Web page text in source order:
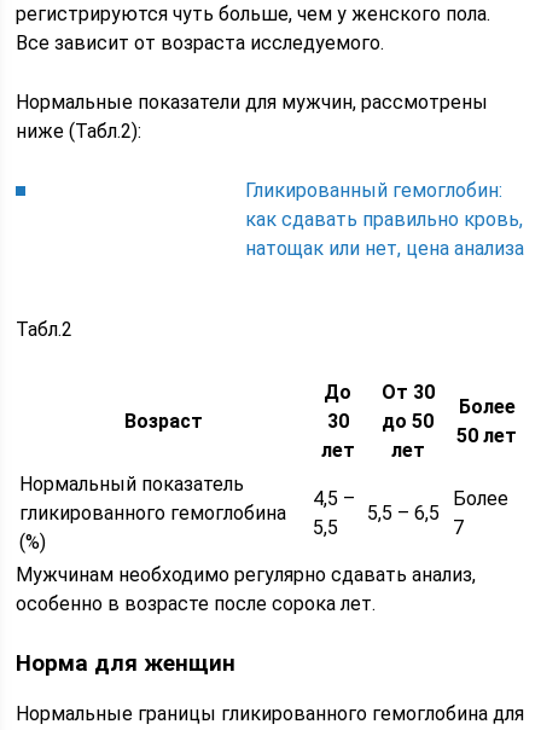
регистрируются чуть больше, чем у женского пола.
Все зависит от возраста исследуемого.
Нормальные показатели для мужчин, рассмотрены
ниже (Табл.2):
Гликированный гемоглобин:
как сдавать правильно кровь,
натощак или нет, цена анализа
Табл.2
Возраст
До
30
лет
От 30
до 50
лет
Более
50 лет
Нормальный показатель
гликированного гемоглобина
(%)
4,5 –
5,5
5,5 – 6,5
Более
7
Мужчинам необходимо регулярно сдавать анализ,
особенно в возрасте после сорока лет.
Норма для женщин
Нормальные границы гликированного гемоглобина для